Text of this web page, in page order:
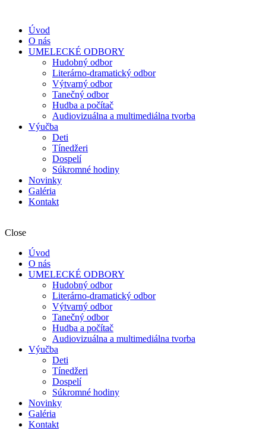
Úvod
O nás
UMELECKÉ ODBORY
Hudobný odbor
Literárno-dramatický odbor
Výtvarný odbor
Tanečný odbor
Hudba a počítač
Audiovizuálna a multimediálna tvorba
Výučba
Deti
Tínedžeri
Dospelí
Súkromné hodiny
Novinky
Galéria
Kontakt
Close
Úvod
O nás
UMELECKÉ ODBORY
Hudobný odbor
Literárno-dramatický odbor
Výtvarný odbor
Tanečný odbor
Hudba a počítač
Audiovizuálna a multimediálna tvorba
Výučba
Deti
Tínedžeri
Dospelí
Súkromné hodiny
Novinky
Galéria
Kontakt